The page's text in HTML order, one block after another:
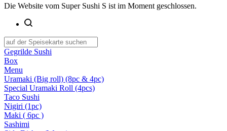
Die Website vom Super Sushi S ist im Moment geschlossen.
Gegrilde Sushi
Box
Menu
Uramaki (Big roll) (8pc & 4pc)
Special Uramaki Roll (4pcs)
Taco Sushi
Nigiri (1pc)
Maki ( 6pc )
Sashimi